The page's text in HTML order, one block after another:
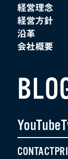
経営理念
経営方針
沿革
会社概要
YouTube
CONTACT